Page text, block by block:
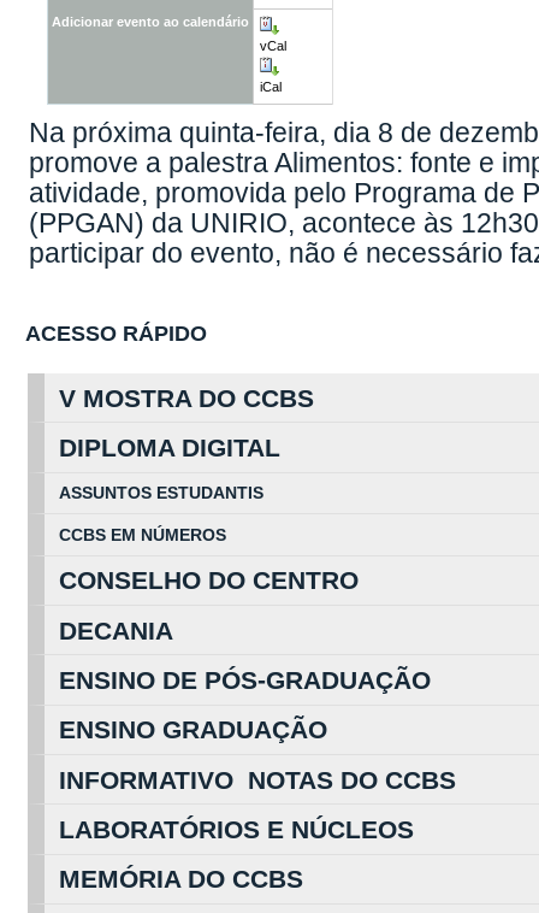
Adicionar evento ao calendário
vCal
iCal
Na próxima quinta-feira, dia 8 de
promove a palestra Alimentos: fonte e
atividade, promovida pelo Programa de
(PPGAN) da UNIRIO, acontece às
participar do evento, não é necessário
ACESSO RÁPIDO
V MOSTRA DO CCBS
DIPLOMA DIGITAL
ASSUNTOS ESTUDANTIS
CCBS EM NÚMEROS
CONSELHO DO CENTRO
DECANIA
ENSINO DE PÓS-GRADUAÇÃO
ENSINO GRADUAÇÃO
INFORMATIVO NOTAS DO CCBS
LABORATÓRIOS E NÚCLEOS
MEMÓRIA DO CCBS